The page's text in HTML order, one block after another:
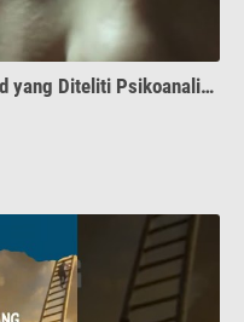
Aimée, Kisah Perempuan Paranoid yang Diteliti Psikoanalis, Jacques Lacan